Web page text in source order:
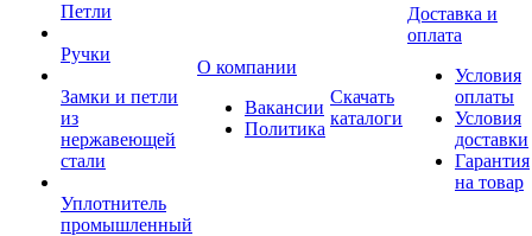
Петли
Ручки
Замки и петли
из
нержавеющей
стали
Уплотнитель
промышленный
О компании
Вакансии
Политика
Скачать
каталоги
Доставка и
оплата
Условия
оплаты
Условия
доставки
Гарантия
на товар